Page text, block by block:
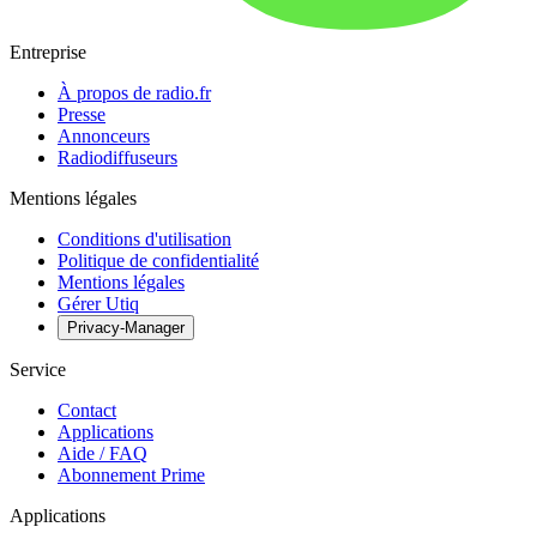
Entreprise
À propos de radio.fr
Presse
Annonceurs
Radiodiffuseurs
Mentions légales
Conditions d'utilisation
Politique de confidentialité
Mentions légales
Gérer Utiq
Privacy-Manager
Service
Contact
Applications
Aide / FAQ
Abonnement Prime
Applications